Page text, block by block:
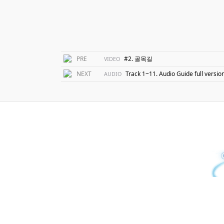
PRE VIDEO #2. 골목길
NEXT
AUDIO Track 1~11. Audio Guide full